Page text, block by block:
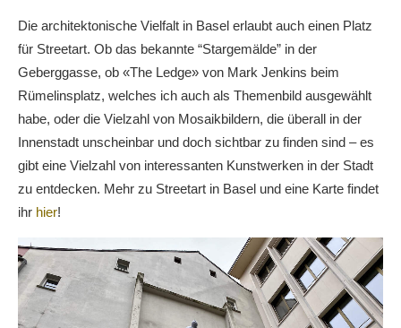
Die architektonische Vielfalt in Basel erlaubt auch einen Platz
für Streetart. Ob das bekannte “Stargemälde” in der
Geberggasse, ob «The Ledge» von Mark Jenkins beim
Rümelinsplatz, welches ich auch als Themenbild ausgewählt
habe, oder die Vielzahl von Mosaikbildern, die überall in der
Innenstadt unscheinbar und doch sichtbar zu finden sind – es
gibt eine Vielzahl von interessanten Kunstwerken in der Stadt
zu entdecken. Mehr zu Streetart in Basel und eine Karte findet
ihr hier!